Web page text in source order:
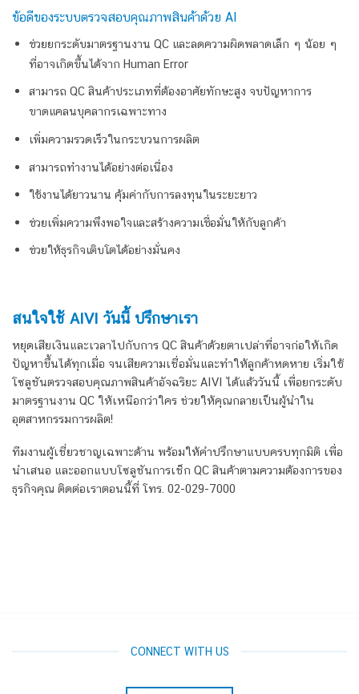
ข้อดีของระบบตรวจสอบคุณภาพสินค้าด้วย AI
ช่วยยกระดับมาตรฐานงาน QC และลดความผิดพลาดเล็ก ๆ น้อย ๆ
ที่อาจเกิดขึ้นได้จาก Human Error
สามารถ QC สินค้าประเภทที่ต้องอาศัยทักษะสูง จบปัญหาการ
ขาดแคลนบุคลากรเฉพาะทาง
เพิ่มความรวดเร็วในกระบวนการผลิต
สามารถทำงานได้อย่างต่อเนื่อง
ใช้งานได้ยาวนาน คุ้มค่ากับการลงทุนในระยะยาว
ช่วยเพิ่มความพึงพอใจและสร้างความเชื่อมั่นให้กับลูกค้า
ช่วยให้ธุรกิจเติบโตได้อย่างมั่นคง
สนใจใช้ AIVI วันนี้ ปรึกษาเรา
หยุดเสียเงินและเวลาไปกับการ QC สินค้าด้วยตาเปล่าที่อาจก่อให้เกิด
ปัญหาขึ้นได้ทุกเมื่อ จนเสียความเชื่อมั่นและทำให้ลูกค้าหดหาย เริ่มใช้
โซลูชันตรวจสอบคุณภาพสินค้าอัจฉริยะ AIVI ได้แล้ววันนี้ เพื่อยกระดับ
มาตรฐานงาน QC ให้เหนือกว่าใคร ช่วยให้คุณกลายเป็นผู้นำใน
อุตสาหกรรมการผลิต!
ทีมงานผู้เชี่ยวชาญเฉพาะด้าน พร้อมให้คำปรึกษาแบบครบทุกมิติ เพื่อ
นำเสนอ และออกแบบโซลูชันการเช็ก QC สินค้าตามความต้องการของ
ธุรกิจคุณ ติดต่อเราตอนนี้ที่ โทร. 02-029-7000
CONNECT WITH US